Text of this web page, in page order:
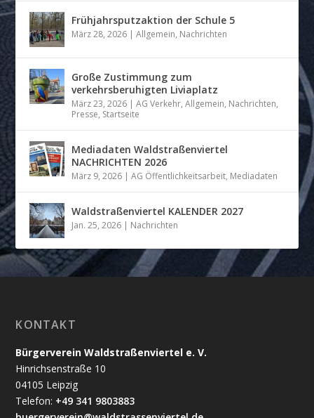
Frühjahrsputzaktion der Schule 5
März 28, 2026 |Allgemein, Nachrichten
Große Zustimmung zum
verkehrsberuhigten Liviaplatz
März 23, 2026 |AG Verkehr,Allgemein, Nachrichten,
Presse, Startseite
Mediadaten Waldstraßenviertel
NACHRICHTEN 2026
März 9, 2026 |AG Öffentlichkeitsarbeit, Mediadaten
Waldstraßenviertel KALENDER 2027
Jan. 25, 2026 | Nachrichten
KONTAKT
Bürgerverein Waldstraßenviertel e. V.
Hinrichsenstraße 10
04105 Leipzig
Telefon: +49 341 9803883